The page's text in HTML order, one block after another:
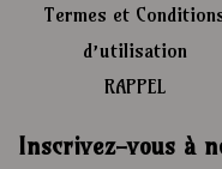
Termes et
d’utilisation
RAPPEL
Inscrivez-vous à